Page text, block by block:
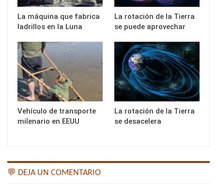
La máquina que fabrica
ladrillos en la Luna
La rotación de la Tierra
se puede aprovechar
Vehículo de transporte
milenario en EEUU
La rotación de la Tierra
se desacelera
💬 DEJA UN COMENTARIO